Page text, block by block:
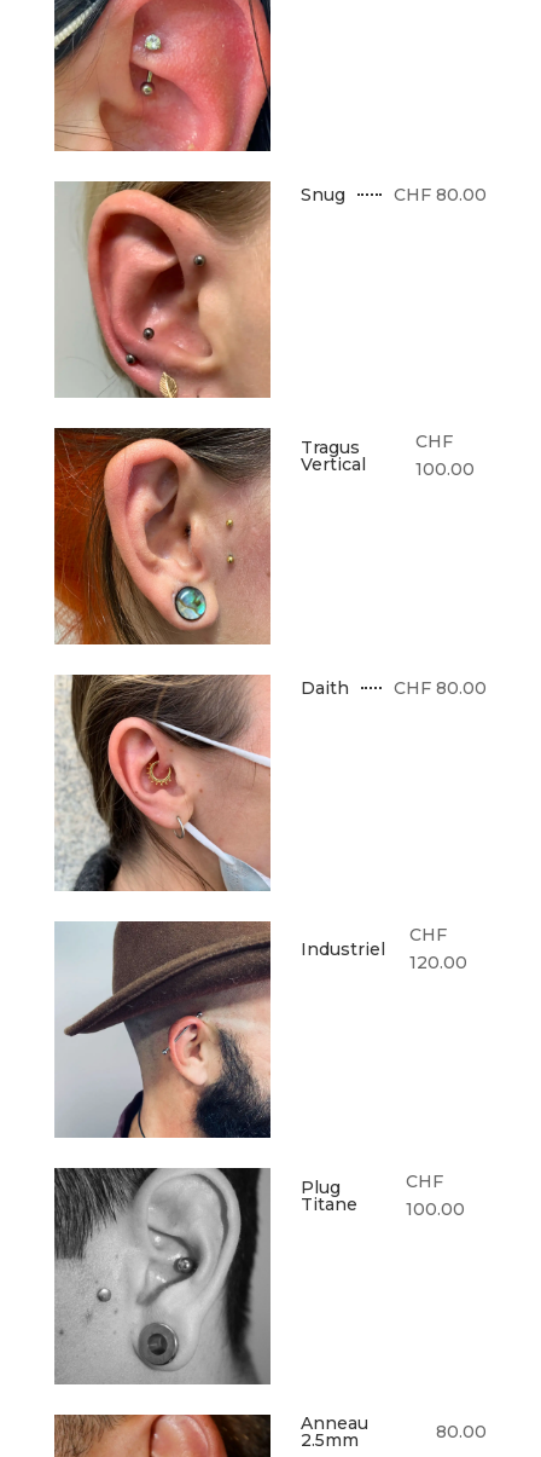
Snug CHF 80.00
Tragus
Vertical
CHF
100.00
Daith CHF 80.00
Industriel
CHF
120.00
Plug
Titane
CHF
100.00
Anneau
2.5mm 80.00